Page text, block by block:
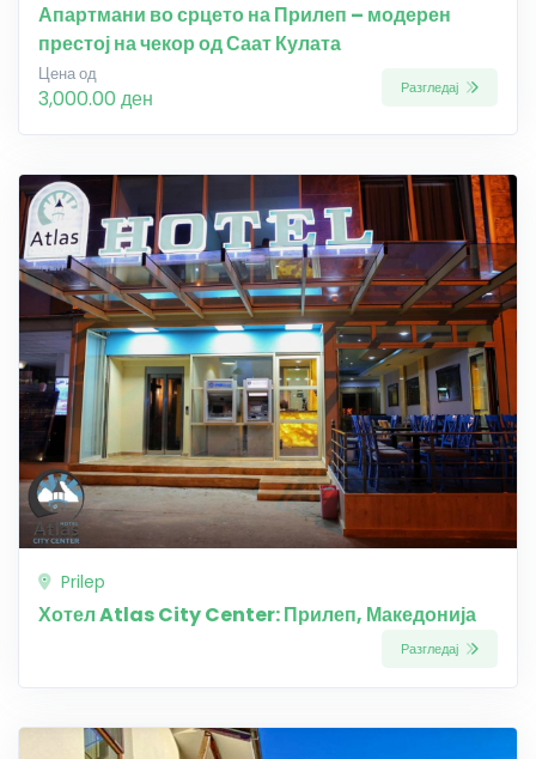
Апартмани во срцето на Прилеп – модерен
престој на чекор од Саат Кулата
Цена од
3,000.00 ден Разгледај
Prilep
Хотел Atlas City Center: Прилеп, Македонија
Разгледај